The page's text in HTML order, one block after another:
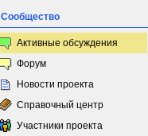
Сообщество
Активные обсуждения
Форум
Новости проекта
Справочный центр
Участники проекта